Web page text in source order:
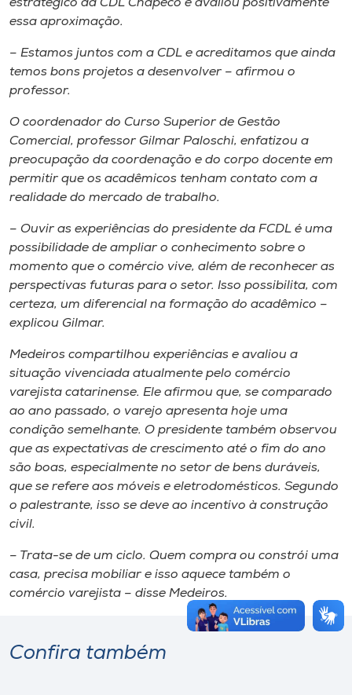
estratégico da CDL Chapecó e avaliou positivamente
essa aproximação.
– Estamos juntos com a CDL e acreditamos que ainda
temos bons projetos a desenvolver – afirmou o
professor.
O coordenador do Curso Superior de Gestão
Comercial, professor Gilmar Paloschi, enfatizou a
preocupação da coordenação e do corpo docente em
permitir que os acadêmicos tenham contato com a
realidade do mercado de trabalho.
– Ouvir as experiências do presidente da FCDL é uma
possibilidade de ampliar o conhecimento sobre o
momento que o comércio vive, além de reconhecer as
perspectivas futuras para o setor. Isso possibilita, com
certeza, um diferencial na formação do acadêmico –
explicou Gilmar.
Medeiros compartilhou experiências e avaliou a
situação vivenciada atualmente pelo comércio
varejista catarinense. Ele afirmou que, se comparado
ao ano passado, o varejo apresenta hoje uma
condição semelhante. O presidente também observou
que as expectativas de crescimento até o fim do ano
são boas, especialmente no setor de bens duráveis,
que se refere aos móveis e eletrodomésticos. Segundo
o palestrante, isso se deve ao incentivo à construção
civil.
– Trata-se de um ciclo. Quem compra ou constrói uma
casa, precisa mobiliar e isso aquece também o
comércio varejista – disse Medeiros.
Confira também